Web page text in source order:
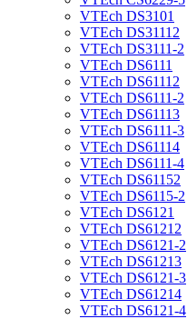
VTEch DS3101
VTEch DS31112
VTEch DS3111-2
VTEch DS6111
VTEch DS61112
VTEch DS6111-2
VTEch DS61113
VTEch DS6111-3
VTEch DS61114
VTEch DS6111-4
VTEch DS61152
VTEch DS6115-2
VTEch DS6121
VTEch DS61212
VTEch DS6121-2
VTEch DS61213
VTEch DS6121-3
VTEch DS61214
VTEch DS6121-4